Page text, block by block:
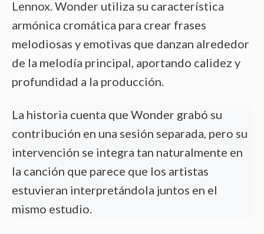
Lennox. Wonder utiliza su característica
armónica cromática para crear frases
melodiosas y emotivas que danzan alrededor
de la melodía principal, aportando calidez y
profundidad a la producción.
La historia cuenta que Wonder grabó su
contribución en una sesión separada, pero su
intervención se integra tan naturalmente en
la canción que parece que los artistas
estuvieran interpretándola juntos en el
mismo estudio.